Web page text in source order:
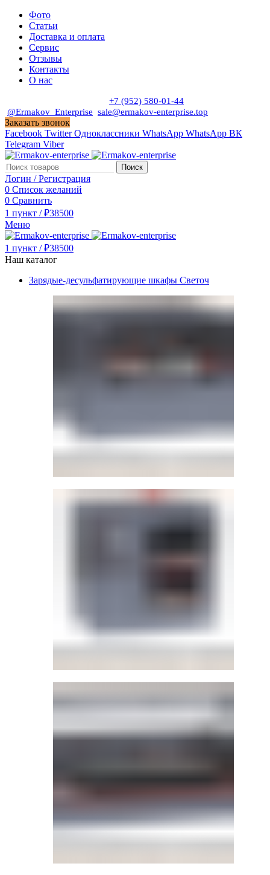
Фото
Статьи
Доставка и оплата
Сервис
Отзывы
Контакты
О нас
+7 (952) 580-01-44
@Ermakov_Enterprise sale@ermakov-enterprise.top
Заказать звонок
Facebook Twitter Одноклассники WhatsApp WhatsApp ВК
Telegram Viber
Поиск
Логин / Регистрация
0 Список желаний
0 Сравнить
1 пункт / ₽38500
Меню
1 пункт / ₽38500
Наш каталог
Зарядые-десульфатирующие шкафы Светоч